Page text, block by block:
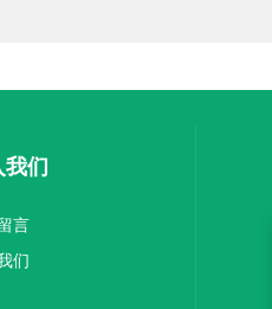
我们
言
们